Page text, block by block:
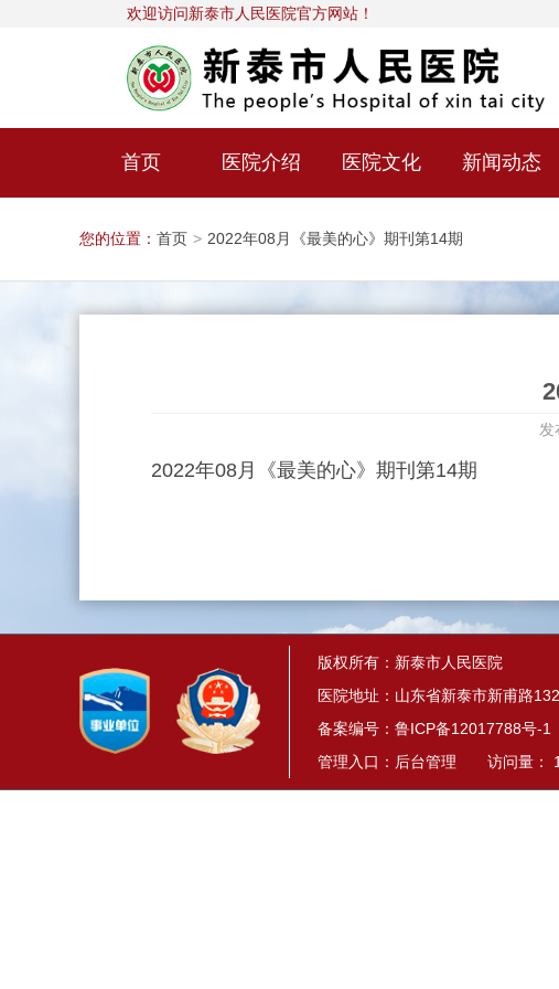
欢迎访问新泰市人民医院官方网站！
首页 医院介绍 医院文化 新闻动态
您的位置： 首页 > 2022年08月《最美的心》期刊第14期
2022年08月《最美的心》期刊第14期
版权所有：新泰市人民医院
医院地址：山东省新泰市新甫路
备案编号： 鲁ICP备12017788号-1
管理入口： 后台管理 访问量：